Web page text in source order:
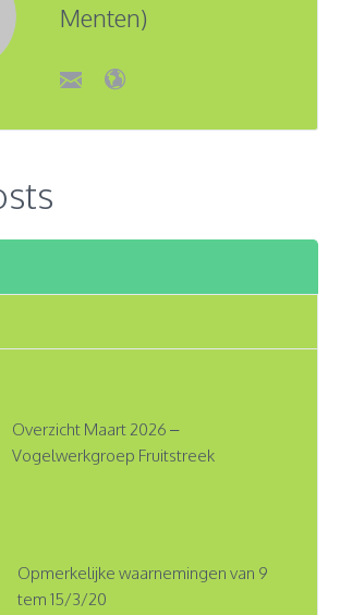
Menten)
Overzicht Maart 2026 –
Vogelwerkgroep Fruitstreek
Opmerkelijke waarnemingen van 9
tem 15/3/20